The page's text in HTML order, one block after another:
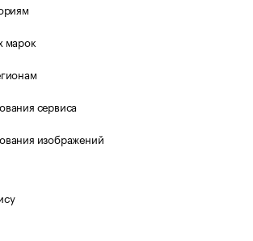
марок
сервиса
изображений